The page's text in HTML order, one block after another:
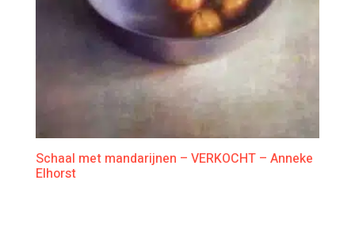
Schaal met mandarijnen – VERKOCHT – Anneke
Elhorst